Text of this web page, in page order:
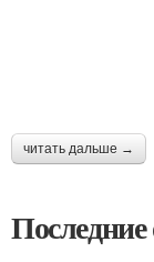
читать дальше →
Последние